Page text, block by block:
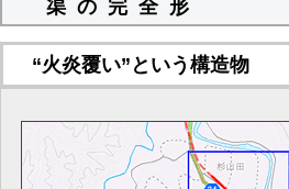
渠の完全形
“火炎覆い”という構造物